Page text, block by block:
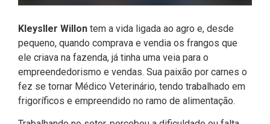
Kleysller Willon tem a vida ligada ao agro e, desde
pequeno, quando comprava e vendia os frangos que
ele criava na fazenda, já tinha uma veia para o
empreendedorismo e vendas. Sua paixão por carnes o
fez se tornar Médico Veterinário, tendo trabalhado em
frigoríficos e empreendido no ramo de alimentação.